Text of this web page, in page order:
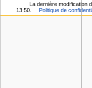
La dernière modification
13:50.
Politique de